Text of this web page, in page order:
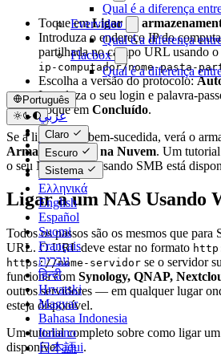
Qual é a diferença
Evervideo
Qual é a diferença
Flacbox
Qual é a diferença
Português
عربي
Català
Čeština
Dansk
Deutsch
Ελληνικά
English
Español
Suomi
Français
עברית
हिन्दी
Hrvatski
Magyar
Bahasa Indonesia
Italiano
日本語
Claro
Escuro
Sistema
Toque emLigar ao
Introduza o endereço IP do
partilhada no campo URL usando
ip-computador/nome-pasta-
Escolha a versão do protocolo:
Introduza o seu login e palavra-
Toque em Concluído.
Se a ligação for bem-sucedida, verá o
Armazenamento na Nuvem. Um
o seu Mac ou PC usando SMB está
Ligar a um NAS Usando
Todos os passos são os mesmos que
URL. O URL deve estar no formato
https://nome-servidor se o servidor
funciona com Synology, QNAP,
outros servidores — em qualquer lugar
esteja disponível.
Um tutorial completo sobre como ligar
disponívelaqui.